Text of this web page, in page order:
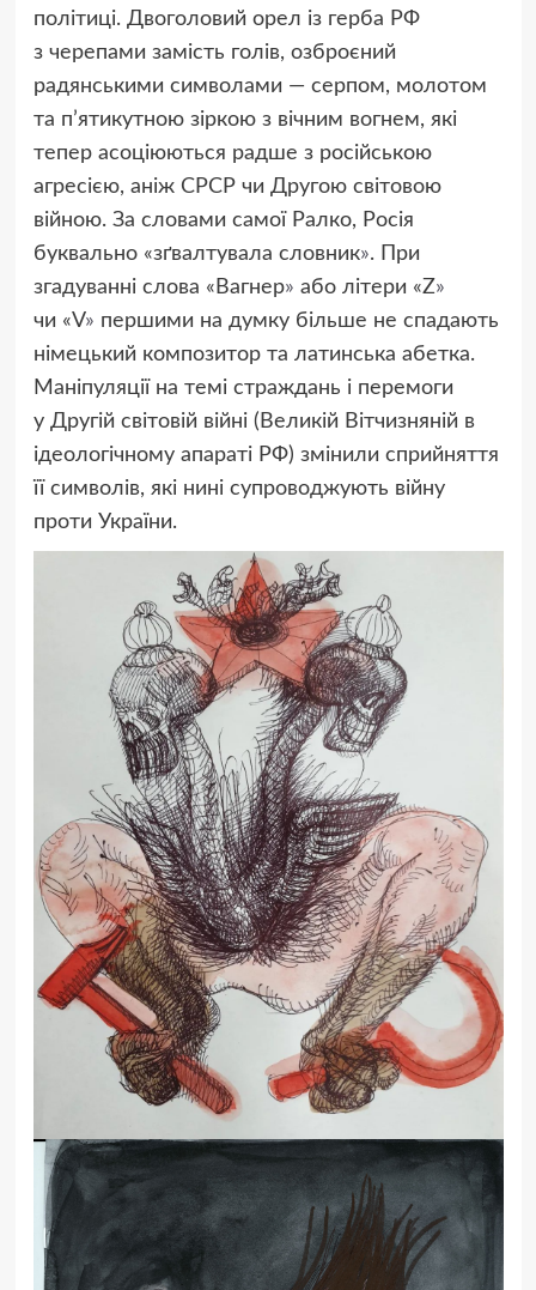
політиці. Двоголовий орел із герба РФ
з черепами замість голів, озброєний
радянськими символами — серпом, молотом
та п’ятикутною зіркою з вічним вогнем, які
тепер асоціюються радше з російською
агресією, аніж СРСР чи Другою світовою
війною. За словами самої Ралко, Росія
буквально «зґвалтувала словник». При
згадуванні слова « Вагнер» або літери «Z»
чи «V» першими на думку більше не спадають
німецький композитор та латинська абетка.
Маніпуляції на темі страждань і перемоги
у Другій світовій війні ( Великій Вітчизняній в
ідеологічному апараті РФ) змінили сприйняття
її символів, які нині супроводжують війну
проти України.